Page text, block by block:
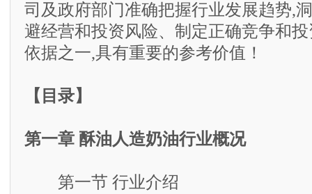
司及政府部门准确把握行业发展趋势,
避经营和投资风险、制定正确竞争和
依据之一,具有重要的参考价值！
【目录】
第一章 酥油人造奶油行业概况
第一节 行业介绍